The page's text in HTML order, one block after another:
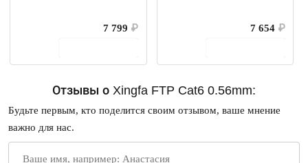
7 799 ₽
7 654 ₽
Отзывы о Xingfa FTP Cat6 0.56mm:
Будьте первым, кто поделится своим отзывом, ваше мнение
важно для нас.